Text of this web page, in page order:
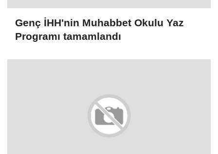
Genç İHH'nin Muhabbet Okulu Yaz
Programı tamamlandı